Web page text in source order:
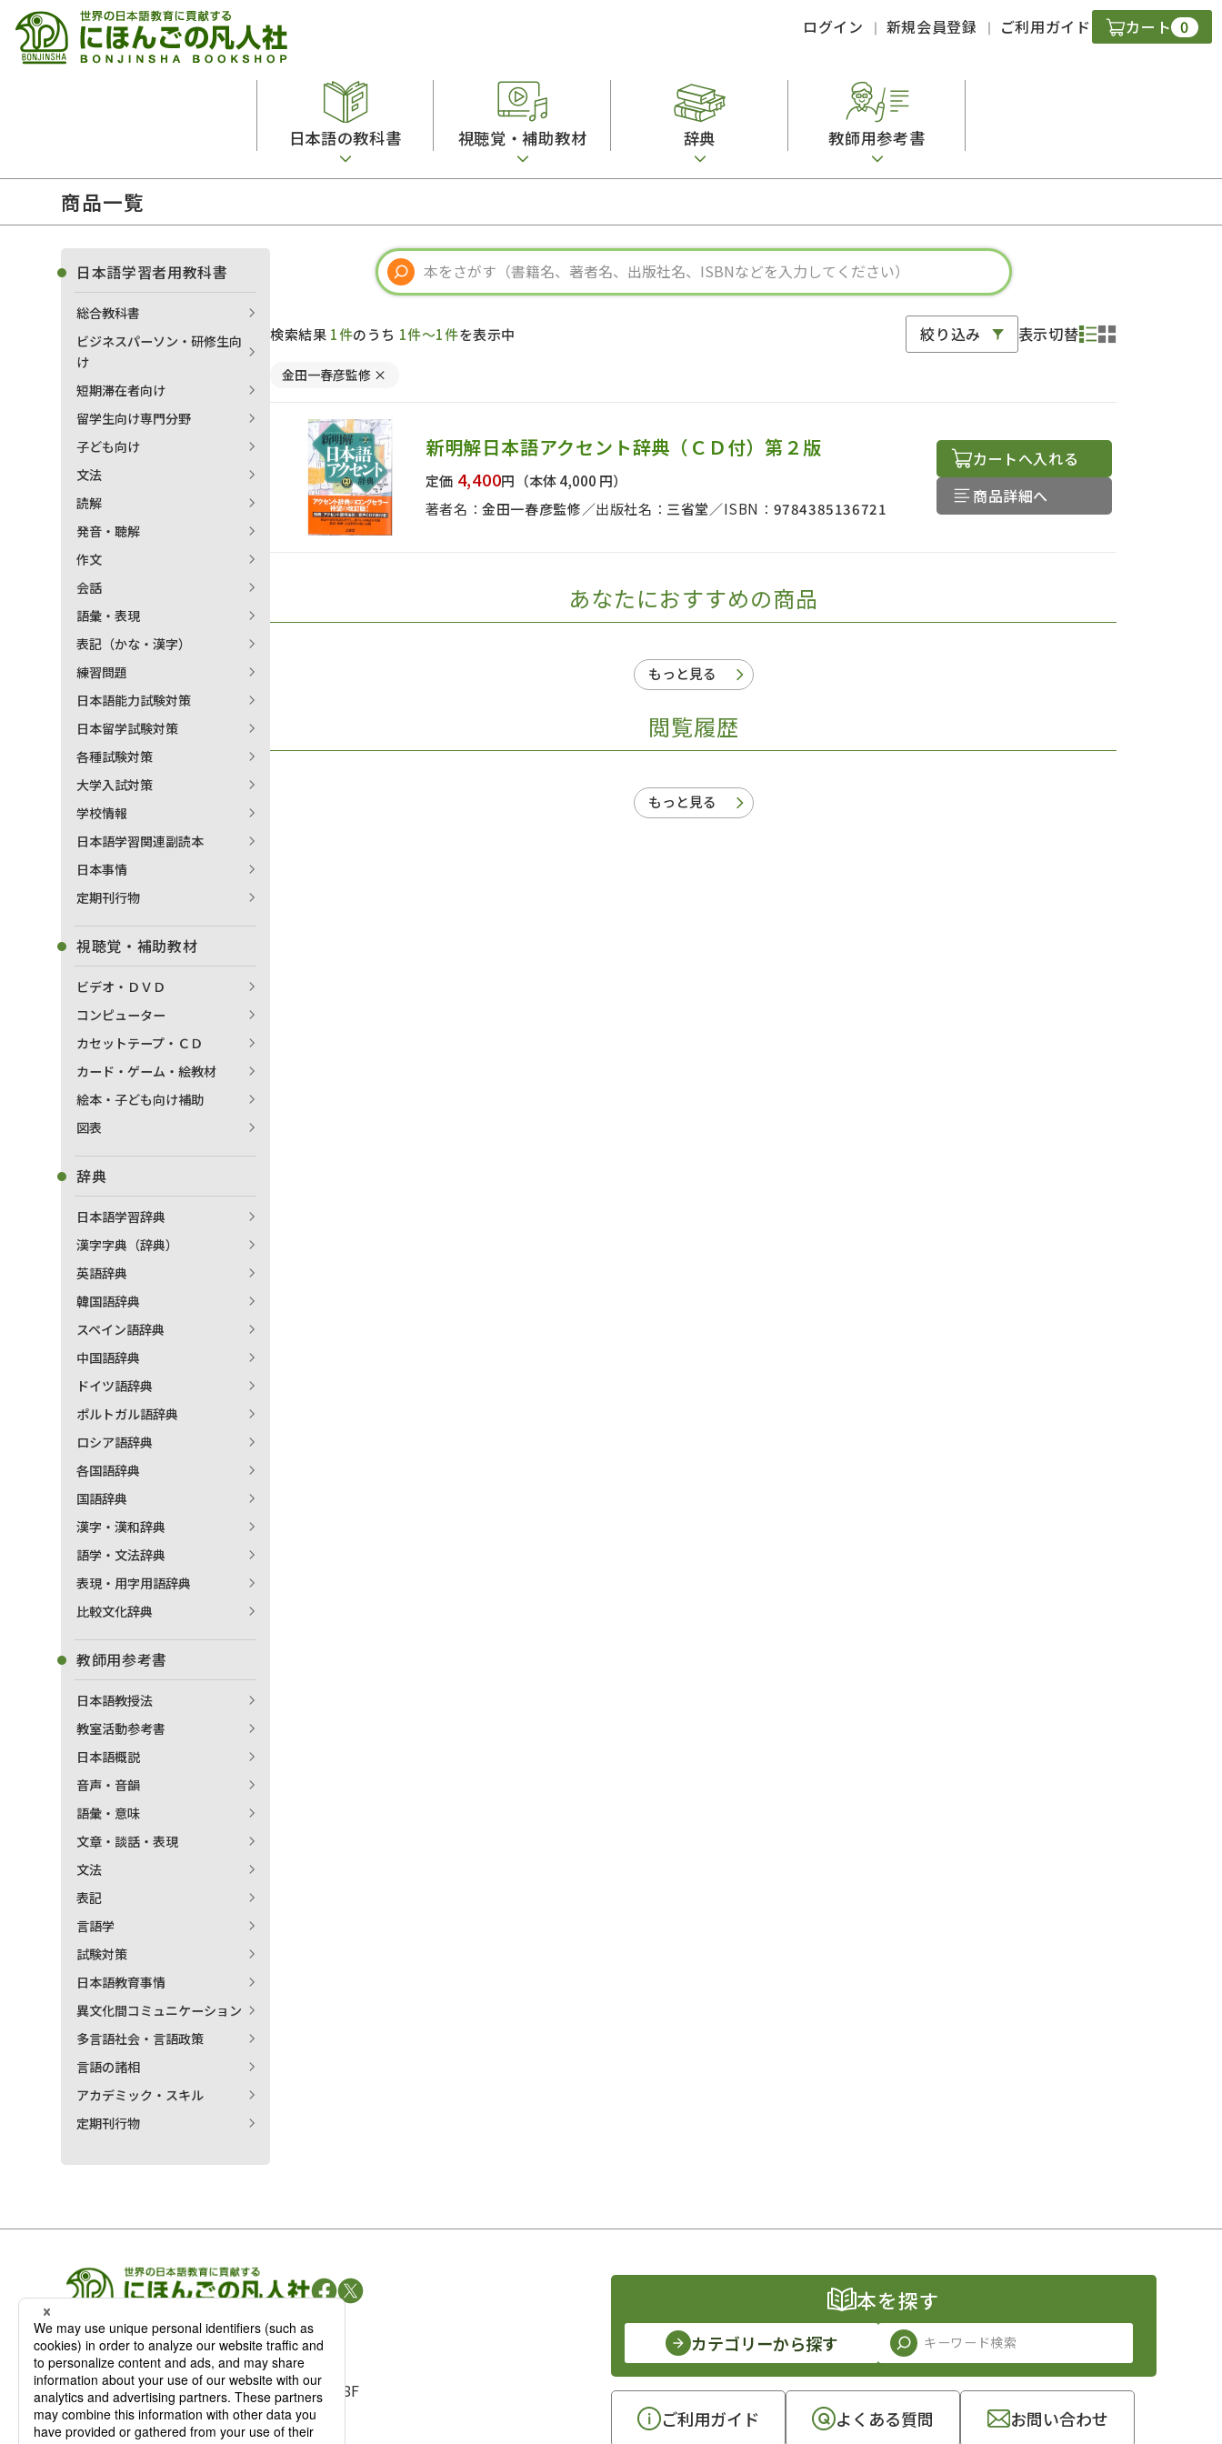
ログイン 新規会員登録 ご利用ガイド カート 0
日本語の教科書
留学生向け専門分野
子ども向け
文法
読解
発音・聴解
作文
練習問題
各種試験対策
日本語学習関連副読本
視聴覚・補助教材
カード・ゲーム・絵教材
絵本・子ども向け補助 図表
辞典
韓国語辞典
スペイン語辞典
中国語辞典
ドイツ語辞典
ポルトガル語辞典
ロシア語辞典
各国語辞典
語学・文法辞典
教師用参考書
音声・音韻
語彙・意味
文章・談話・表現
文法
表記
言語学
試験対策
多言語社会・言語政策
定期刊行物
商品一覧
検索結果 1件のうち 1件～1件を表示中 絞り込み 表示切替
金田一春彦監修 ×
新明解日本語アクセント辞典（ＣＤ付）第２版
定価 4,400円 （本体 4,000 円）
著者名：金田一春彦監修 出版社名： 三省堂 ISBN： 9784385136721
カートへ入れる
商品詳細へ
あなたにおすすめの商品
もっと見る
閲覧履歴
もっと見る
日本語学習者用教科書
総合教科書
ビジネスパーソン・研修生向
け
短期滞在者向け
留学生向け専門分野
子ども向け
文法
読解
発音・聴解
作文
会話
語彙・表現
表記（かな・漢字）
練習問題
日本語能力試験対策
日本留学試験対策
各種試験対策
大学入試対策
学校情報
日本語学習関連副読本
日本事情
定期刊行物
視聴覚・補助教材
ビデオ・ＤＶＤ
コンピューター
カセットテープ・ＣＤ
カード・ゲーム・絵教材
絵本・子ども向け補助
図表
辞典
日本語学習辞典
漢字字典（辞典）
英語辞典
韓国語辞典
スペイン語辞典
中国語辞典
ドイツ語辞典
ポルトガル語辞典
ロシア語辞典
各国語辞典
国語辞典
漢字・漢和辞典
語学・文法辞典
表現・用字用語辞典
比較文化辞典
教師用参考書
日本語教授法
教室活動参考書
日本語概説
音声・音韻
語彙・意味
文章・談話・表現
文法
表記
言語学
試験対策
日本語教育事情
異文化間コミュニケーション
多言語社会・言語政策
言語の諸相
アカデミック・スキル
定期刊行物
凡人社の出版情報
〒102-0093 東京都千代田区平河町 1-3-13 8F
TEL：03-3263-3959／FAX：03-3263-3116
本を探す
カテゴリーから探す
ご利用ガイド よくある質問 お問い合わせ